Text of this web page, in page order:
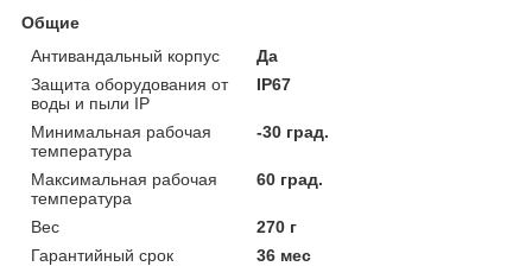
Общие
Антивандальный корпус
Да
Защита оборудования от
воды и пыли IP
IP67
Минимальная рабочая
температура
-30 град.
Максимальная рабочая
температура
60 град.
Вес
270 г
Гарантийный срок
36 мес